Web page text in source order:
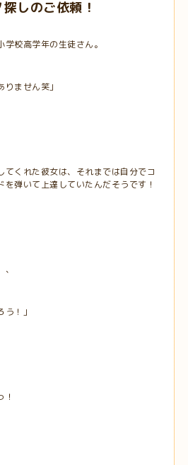
しのご依頼！
校高学年の生徒さん。
ません笑」
てくれた彼女は、それまでは自分でコ
弾いて上達していたんだそうです！
！」